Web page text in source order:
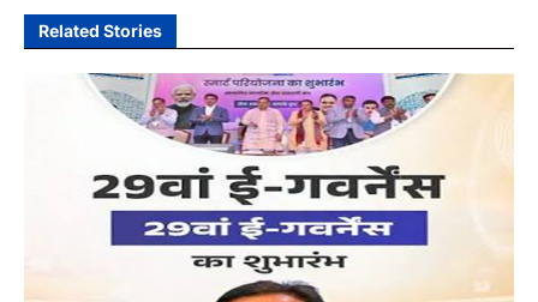
Related Stories